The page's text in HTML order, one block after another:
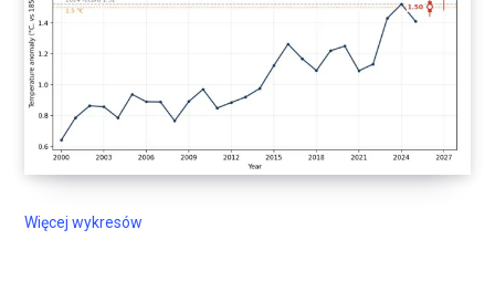
Więcej wykresów